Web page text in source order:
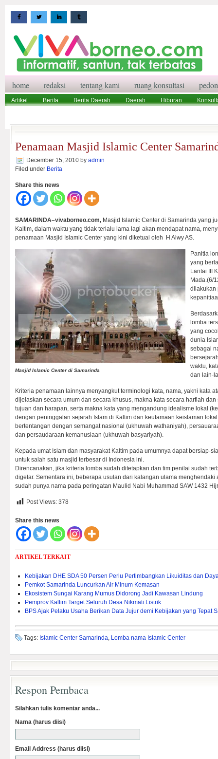
home redaksi tentang kami ruang konsultasi
Artikel Berita Berita Daerah Daerah Hiburan
Penamaan Masjid Islamic Center
December 15, 2010 by admin
Filed under Berita
Share this news
SAMARINDA–vivaborneo.com, Masjid Islamic Center di Samarinda yang
Kaltim, dalam waktu yang tidak terlalu lama lagi akan mendapat nama,
penamaan Masjid Islamic Center yang kini diketuai oleh H Alwy AS.
Masjid Islamic Center di Samarinda
Panitia
yang
Lantai III
Mada.(6/
dilakukan
lomba
yang
dunia
sebagai
waktu,
dan lain-
Kriteria penamaan lainnya menyangkut terminologi kata, nama, yakni kata
dijelaskan secara umum dan secara khusus, makna kata secara harfiah
tujuan dan harapan, serta makna kata yang mengandung idealisme lokal
dengan peninggalan sejarah Islam di Kaltim dan keutamaan keislaman
bertentangan dengan semangat nasional (ukhuwah wathaniyah),
dan persaudaraan kemanusiaan (ukhuwah basyariyah).
Kepada umat Islam dan masyarakat Kaltim pada umumnya dapat bersiap-
untuk salah satu masjid terbesar di Indonesia ini.
Direncanakan, jika kriteria lomba sudah ditetapkan dan tim penilai sudah
digelar. Sementara ini, beberapa usulan dari kalangan ulama menghendaki
sudah punya nama pada peringatan Maulid Nabi Muhammad SAW 1432
Post Views: 378
Share this news
ARTIKEL TERKAIT
Kebijakan DHE SDA 50 Persen Perlu Pertimbangkan Likuiditas dan
Pemkot Samarinda Luncurkan Air Minum Kemasan
Ekosistem Sungai Karang Mumus Didorong Jadi Kawasan Lindung
Pemprov Kaltim Target Seluruh Desa Nikmati Listrik
BPS Ajak Pelaku Usaha Berikan Data Jujur demi Kebijakan yang Tepat
Tags: Islamic Center Samarinda, Lomba nama Islamic Center
Respon Pembaca
Silahkan tulis komentar anda...
Nama (harus diisi)
Email Address (harus diisi)